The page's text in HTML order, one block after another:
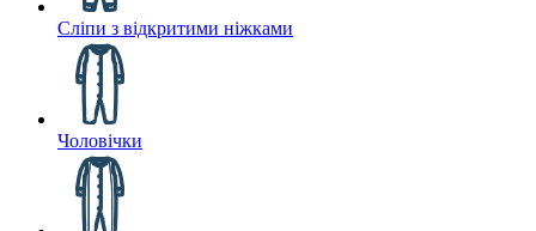
Сліпи з відкритими ніжками
Чоловічки